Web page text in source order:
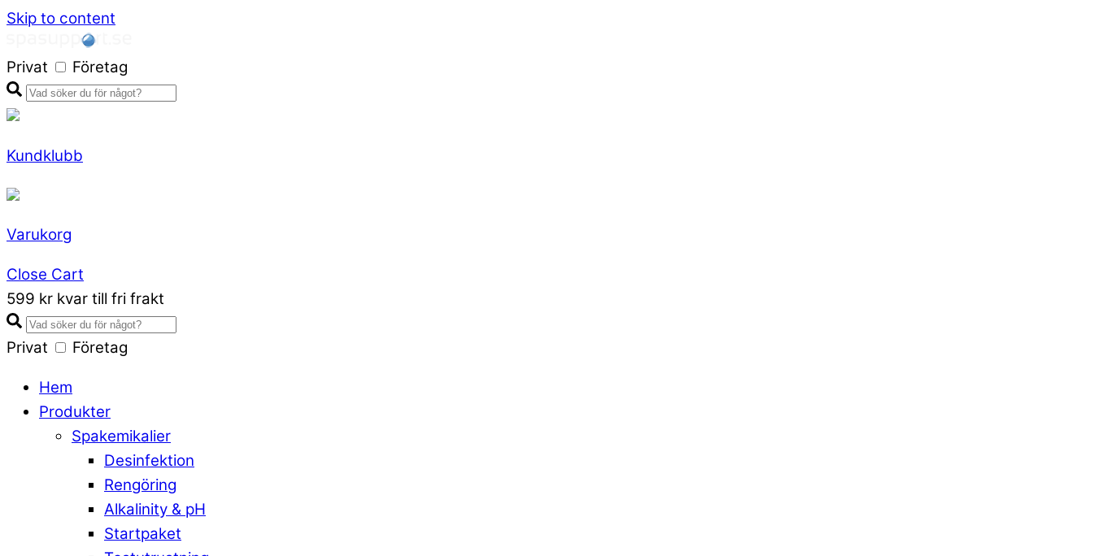
Skip to content
Privat Företag
Kundklubb
Varukorg
Close Cart
599 kr kvar till fri frakt
Privat Företag
Hem
Produkter
Spakemikalier
Desinfektion
Rengöring
Alkalinity & pH
Startpaket